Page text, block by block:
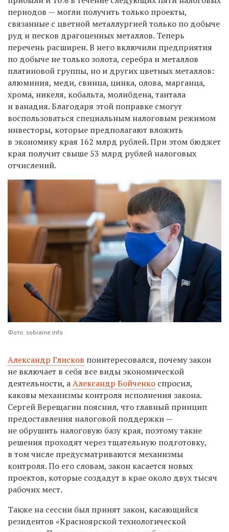
периодов — могли получить только проекты,
связанные с цветной металлургией только по добыче
руд и песков драгоценных металлов. Теперь
перечень расширен. В него включили предприятия
по добыче не только золота, серебра и металлов
платиновой группы, но и других цветных металлов:
алюминия, меди, свинца, цинка, олова, марганца,
хрома, никеля, кобальта, молибдена, тантала
и ванадия. Благодаря этой поправке смогут
воспользоваться специальным налоговым режимом
инвесторы, которые предполагают вложить
в экономику края 162 млрд рублей. При этом бюджет
края получит свыше 53 млрд рублей налоговых
отчислений.
Фото: sobraine.info
Александр Глисков поинтересовался, почему закон
не включает в себя все виды экономической
деятельности, аАлександр Бойченко спросил,
каковы механизмы контроля исполнения закона.
Сергей Верещагин пояснил, что главный принцип
предоставления налоговой поддержки —
не обрушить налоговую базу края, поэтому такие
решения проходят через тщательную подготовку,
в том числе предусматриваются механизмы
контроля. По его словам, закон касается новых
проектов, которые создадут в крае около двух тысяч
рабочих мест.
Также на сессии был принят закон, касающийся
резидентов «Красноярской технологической